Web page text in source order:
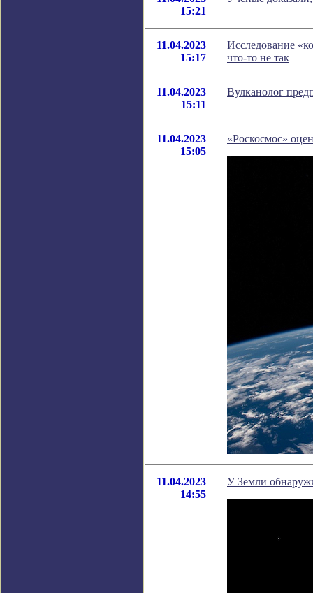
15:21
11.04.2023
15:17
Исследование
что-то не так
11.04.2023
15:11
Вулканолог
11.04.2023
15:05
«Роскосмос»
11.04.2023
14:55
У Земли